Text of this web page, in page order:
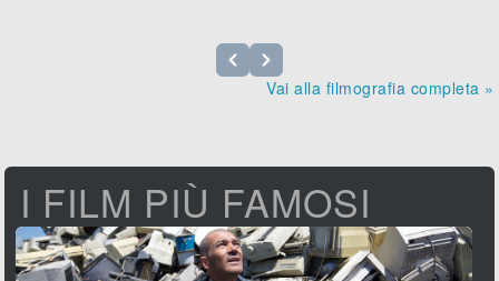
Vai alla filmografia completa »
I FILM PIÙ FAMOSI